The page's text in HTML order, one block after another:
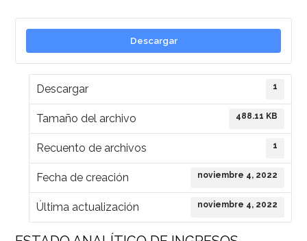
Descargar
Descargar 1
Tamaño del archivo 488.11 KB
Recuento de archivos 1
Fecha de creación noviembre 4, 2022
Última actualización noviembre 4, 2022